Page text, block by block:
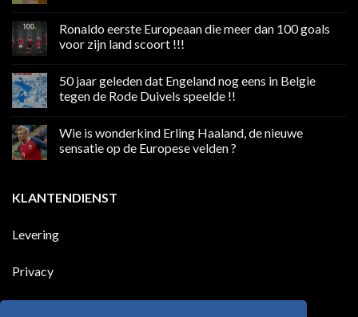
op
weekend
media
in
Premier
Ronaldo eerste Europeaan die meer dan 100 goals
voor zijn land scoort !!!
op
Ronaldo
eerste
meer
100
land
scoort
50 jaar geleden dat Engeland nog eens in Belgie
tegen de Rode Duivels speelde !!
op
jaar
nog
eens
tegen
Wie is wonderkind Erling Haaland, de nieuwe
sensatie op de Europese velden ?
Wie
is
Haaland,
Europese
KLANTENDIENST
Levering
Privacy